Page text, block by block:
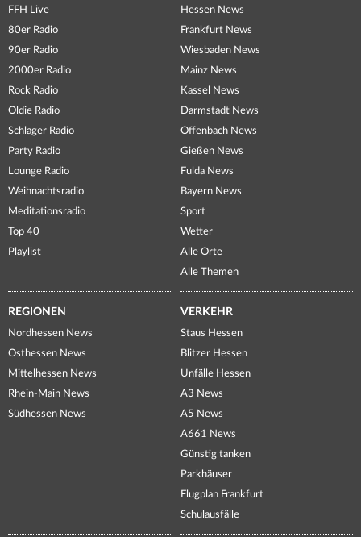
FFH Live
80er Radio
90er Radio
2000er Radio
Rock Radio
Oldie Radio
Schlager Radio
Party Radio
Lounge Radio
Weihnachtsradio
Meditationsradio
Top 40
Playlist
Hessen News
Frankfurt News
Wiesbaden News
Mainz News
Kassel News
Darmstadt News
Offenbach News
Gießen News
Fulda News
Bayern News
Sport
Wetter
Alle Orte
Alle Themen
REGIONEN
Nordhessen News
Osthessen News
Mittelhessen News
Rhein-Main News
Südhessen News
VERKEHR
Staus Hessen
Blitzer Hessen
Unfälle Hessen
A3 News
A5 News
A661 News
Günstig tanken
Parkhäuser
Flugplan Frankfurt
Schulausfälle